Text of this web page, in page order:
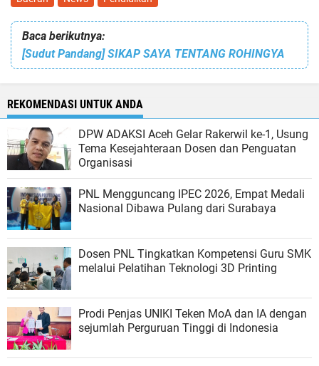
Baca berikutnya:
[Sudut Pandang] SIKAP SAYA TENTANG ROHINGYA
REKOMENDASI UNTUK ANDA
DPW ADAKSI Aceh Gelar Rakerwil ke-1, Usung
Tema Kesejahteraan Dosen dan Penguatan
Organisasi
PNL Mengguncang IPEC 2026, Empat Medali
Nasional Dibawa Pulang dari Surabaya
Dosen PNL Tingkatkan Kompetensi Guru SMK
melalui Pelatihan Teknologi 3D Printing
Prodi Penjas UNIKI Teken MoA dan IA dengan
sejumlah Perguruan Tinggi di Indonesia